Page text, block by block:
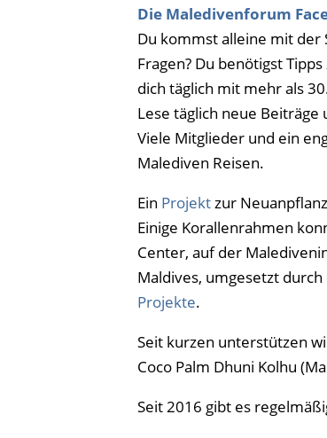
Die Maledivenforum
Du kommst alleine mit der
Fragen? Du benötigst
dich täglich mit mehr als
Lese täglich neue
Viele Mitglieder und ein
Malediven Reisen.
Ein Projektzur
Einige Korallenrahmen
Center, auf der
Maldives, umgesetzt
Projekte.
Seit kurzen unterstützen
Coco Palm Dhuni Kolhu
Seit 2016 gibt es